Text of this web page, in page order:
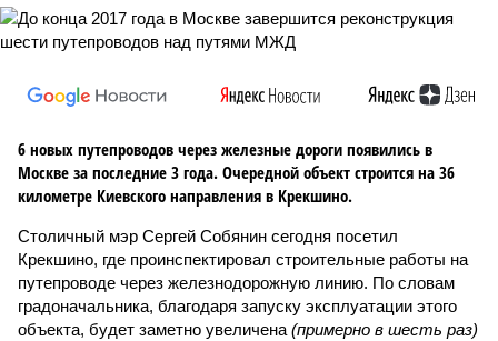
6 новых путепроводов через железные дороги появились в
Москве за последние 3 года. Очередной объект строится на 36
километре Киевского направления в Крекшино.
Столичный мэр Сергей Собянин сегодня посетил
Крекшино, где проинспектировал строительные работы на
путепроводе через железнодорожную линию. По словам
градоначальника, благодаря запуску эксплуатации этого
объекта, будет заметно увеличена (примерно в шесть раз)